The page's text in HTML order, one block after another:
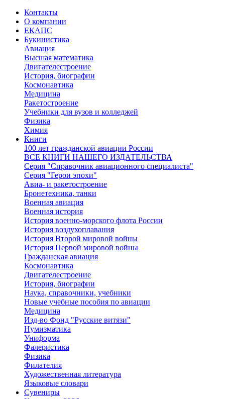
Контакты
О компании
ЕКАПС
Букинистика
Авиация
Высшая математика
Двигателестроение
История, биографии
Космонавтика
Медицина
Ракетостроение
Учебники для вузов и колледжей
Физика
Химия
Книги
100 лет гражданской авиации России
ВСЕ КНИГИ НАШЕГО ИЗДАТЕЛЬСТВА
Серия "Справочник авиационного специалиста"
Серия "Герои эпохи"
Авиа- и ракетостроение
Бронетехника, танки
Военная авиация
Военная история
История военно-морского флота России
История воздухоплавания
История Второй мировой войны
История Первой мировой войны
Гражданская авиация
Космонавтика
Двигателестроение
История, биографии
Наука, справочники, учебники
Новые учебные пособия по авиации
Медицина
Изд-во Фонд "Русские витязи"
Нумизматика
Униформа
Фалеристика
Физика
Филателия
Художественная литература
Языковые словари
Сувениры